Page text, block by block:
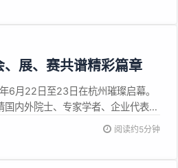
展、赛共谱精彩篇章
月22日至23日在杭州璀璨启幕。
内外院士、专家学者、企业代表共
一场思想碰撞的盛宴。同期更有科
阅读约5分钟